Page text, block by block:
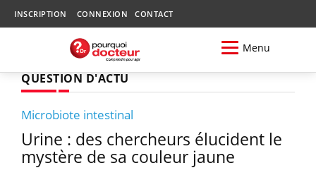
INSCRIPTION CONNEXION CONTACT
Menu
QUESTION D'ACTU
Microbiote intestinal
Urine : des chercheurs élucident le
mystère de sa couleur jaune